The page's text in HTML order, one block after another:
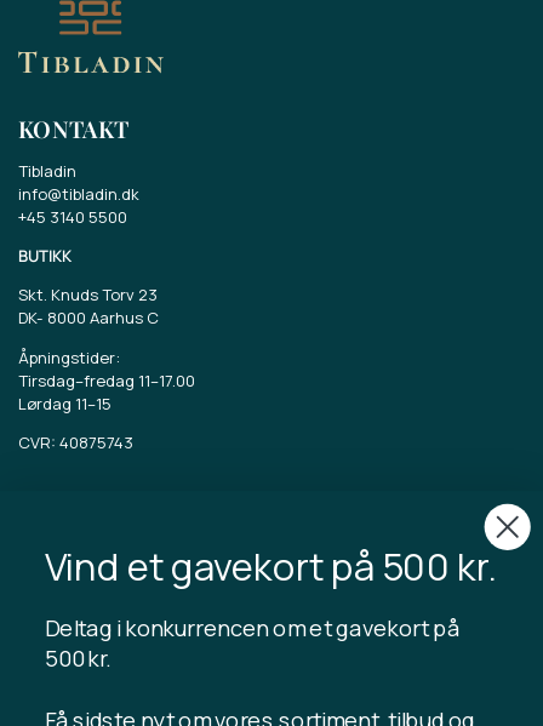
KONTAKT
Tibladin
info@tibladin.dk
+45 3140 5500
BUTIKK
Skt. Knuds Torv 23
DK- 8000 Aarhus C
Åpningstider:
Tirsdag–fredag 11–17.00
Lørdag 11–15
CVR: 40875743
Om Tibladin
Blogg
Bærekraftig produksjon
Registrer kundeklubb
Kontakt oss
Vind et gavekort på 500 kr.
Deltag i konkurrencen om et gavekort på
500 kr.
Få sidste nyt om vores sortiment, tilbud og